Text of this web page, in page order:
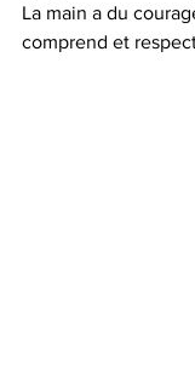
La main a du
comprend et